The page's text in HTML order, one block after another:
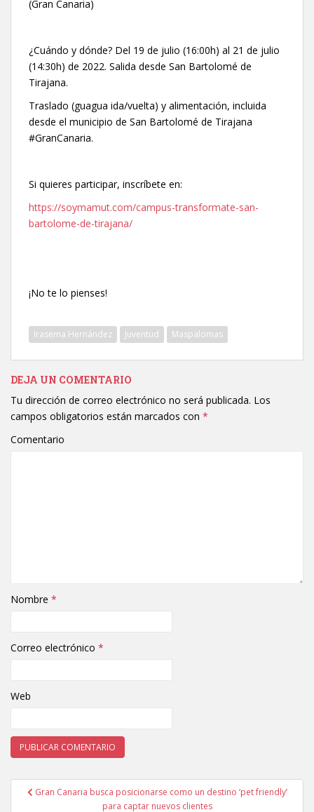
(Gran Canaria)
¿Cuándo y dónde? Del 19 de julio (16:00h) al 21 de julio
(14:30h) de 2022. Salida desde San Bartolomé de
Tirajana.
Traslado (guagua ida/vuelta) y alimentación, incluida
desde el municipio de San Bartolomé de Tirajana
#GranCanaria.
Si quieres participar, inscríbete en:
https://soymamut.com/campus-transformate-san-
bartolome-de-tirajana/
¡No te lo pienses!
Irasema Hernández Juventud Maspalomas
DEJA UN COMENTARIO
Tu dirección de correo electrónico no será publicada. Los
campos obligatorios están marcados con *
Comentario
Nombre *
Correo electrónico *
Web
Navegación de entradas
Gran Canaria busca posicionarse como un destino ‘pet friendly’
para captar nuevos clientes